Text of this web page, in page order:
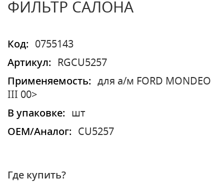
ФИЛЬТР САЛОНА
Код:
0755143
Артикул:
RGCU5257
Применяемость:
для а/м FORD MONDEO
III 00>
В упаковке:
шт
OEM/Аналог:
CU5257
Где купить?